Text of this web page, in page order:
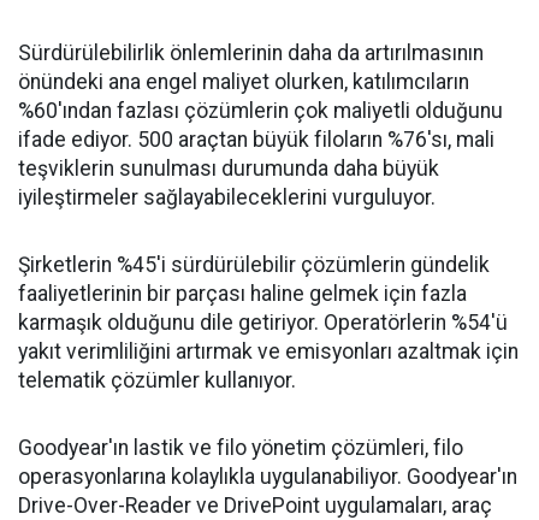
Sürdürülebilirlik önlemlerinin daha da artırılmasının
önündeki ana engel maliyet olurken, katılımcıların
%60'ından fazlası çözümlerin çok maliyetli olduğunu
ifade ediyor. 500 araçtan büyük filoların %76'sı, mali
teşviklerin sunulması durumunda daha büyük
iyileştirmeler sağlayabileceklerini vurguluyor.
Şirketlerin %45'i sürdürülebilir çözümlerin gündelik
faaliyetlerinin bir parçası haline gelmek için fazla
karmaşık olduğunu dile getiriyor. Operatörlerin %54'ü
yakıt verimliliğini artırmak ve emisyonları azaltmak için
telematik çözümler kullanıyor.
Goodyear'ın lastik ve filo yönetim çözümleri, filo
operasyonlarına kolaylıkla uygulanabiliyor. Goodyear'ın
Drive-Over-Reader ve DrivePoint uygulamaları, araç